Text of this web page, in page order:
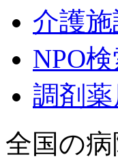
介護
NPO
調剤
全国の